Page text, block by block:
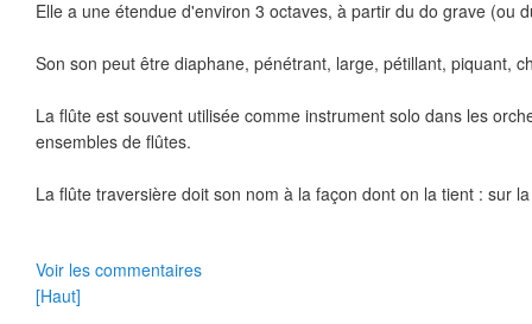
Elle a une étendue d'environ 3 octaves, à partir du do grave (ou
Son son peut être diaphane, pénétrant, large, pétillant, piquant,
La flûte est souvent utilisée comme instrument solo dans les
ensembles de flûtes.
La flûte traversière doit son nom à la façon dont on la tient : sur
Voir les commentaires
[Haut]